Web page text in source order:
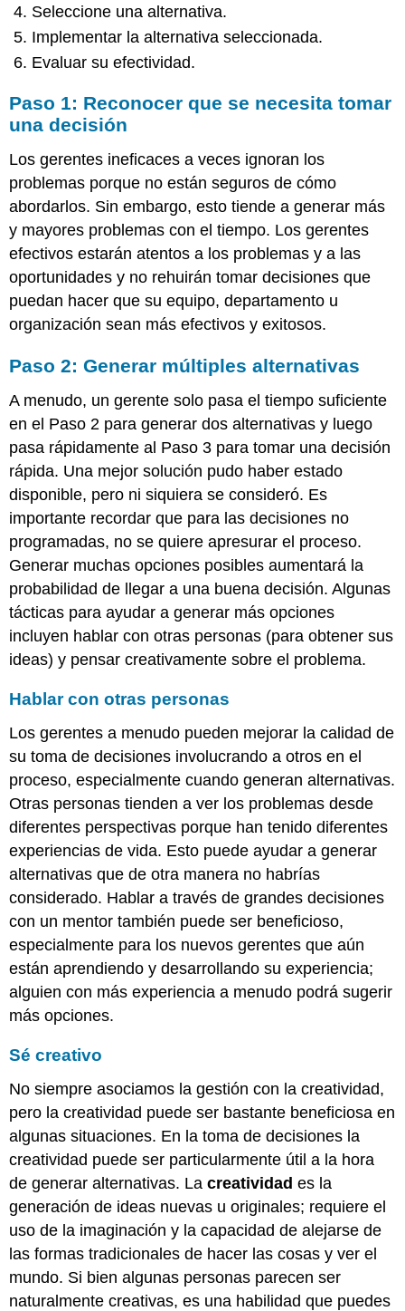
Seleccione una alternativa.
Implementar la alternativa seleccionada.
Evaluar su efectividad.
Paso 1: Reconocer que se necesita tomar
una decisión
Los gerentes ineficaces a veces ignoran los
problemas porque no están seguros de cómo
abordarlos. Sin embargo, esto tiende a generar más
y mayores problemas con el tiempo. Los gerentes
efectivos estarán atentos a los problemas y a las
oportunidades y no rehuirán tomar decisiones que
puedan hacer que su equipo, departamento u
organización sean más efectivos y exitosos.
Paso 2: Generar múltiples alternativas
A menudo, un gerente solo pasa el tiempo suficiente
en el Paso 2 para generar dos alternativas y luego
pasa rápidamente al Paso 3 para tomar una decisión
rápida. Una mejor solución pudo haber estado
disponible, pero ni siquiera se consideró. Es
importante recordar que para las decisiones no
programadas, no se quiere apresurar el proceso.
Generar muchas opciones posibles aumentará la
probabilidad de llegar a una buena decisión. Algunas
tácticas para ayudar a generar más opciones
incluyen hablar con otras personas (para obtener sus
ideas) y pensar creativamente sobre el problema.
Hablar con otras personas
Los gerentes a menudo pueden mejorar la calidad de
su toma de decisiones involucrando a otros en el
proceso, especialmente cuando generan alternativas.
Otras personas tienden a ver los problemas desde
diferentes perspectivas porque han tenido diferentes
experiencias de vida. Esto puede ayudar a generar
alternativas que de otra manera no habrías
considerado. Hablar a través de grandes decisiones
con un mentor también puede ser beneficioso,
especialmente para los nuevos gerentes que aún
están aprendiendo y desarrollando su experiencia;
alguien con más experiencia a menudo podrá sugerir
más opciones.
Sé creativo
No siempre asociamos la gestión con la creatividad,
pero la creatividad puede ser bastante beneficiosa en
algunas situaciones. En la toma de decisiones la
creatividad puede ser particularmente útil a la hora
de generar alternativas. Lacreatividad es la
generación de ideas nuevas u originales; requiere el
uso de la imaginación y la capacidad de alejarse de
las formas tradicionales de hacer las cosas y ver el
mundo. Si bien algunas personas parecen ser
naturalmente creativas, es una habilidad que puedes